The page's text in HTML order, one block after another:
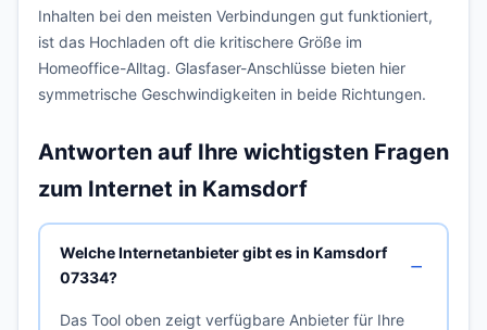
Inhalten bei den meisten Verbindungen gut funktioniert,
ist das Hochladen oft die kritischere Größe im
Homeoffice-Alltag. Glasfaser-Anschlüsse bieten hier
symmetrische Geschwindigkeiten in beide Richtungen.
Antworten auf Ihre wichtigsten Fragen
zum Internet in Kamsdorf
Welche Internetanbieter gibt es in Kamsdorf
07334?
Das Tool oben zeigt verfügbare Anbieter für Ihre